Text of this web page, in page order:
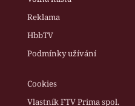
Reklama
HbbTV
Podmínky užívání
Cookies
Vlastník FTV Prima spol.